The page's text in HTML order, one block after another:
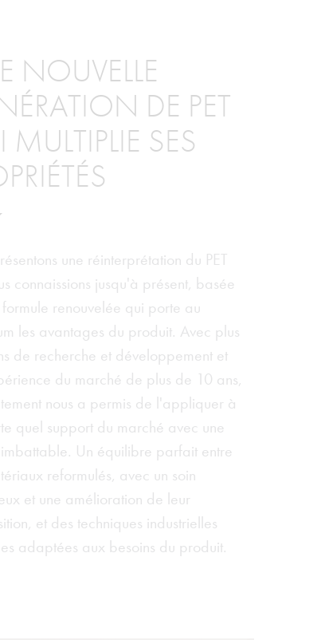
NOUVELLE
DE PET
SES
une réinterprétation du PET
connaissions jusqu'à présent, basée
formule renouvelée qui porte au
les avantages du produit. Avec plus
de recherche et développement et
du marché de plus de 10 ans,
nous a permis de l'appliquer à
quel support du marché avec une
Un équilibre parfait entre
reformulés, avec un soin
et une amélioration de leur
et des techniques industrielles
adaptées aux besoins du produit.